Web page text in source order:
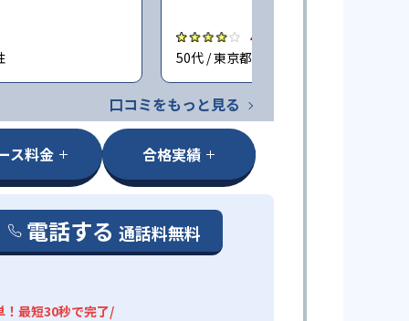
4.0
50代 / 東京都 女性
口コミをもっと見る
ス料金 合格実績
電話する 通話料無料
！最短30秒で完了/